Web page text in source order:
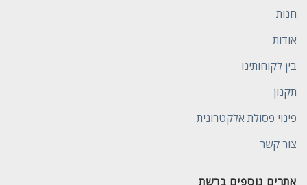
חנות
אודות
בין לקוחותינו
תקנון
פינוי פסולת אלקטרונית
צור קשר
אתרים נוספים ברשת